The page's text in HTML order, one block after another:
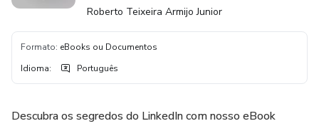
Roberto Teixeira Armijo Junior
Formato: eBooks ou Documentos
Idioma: Português
Descubra os segredos do LinkedIn com nosso eBook